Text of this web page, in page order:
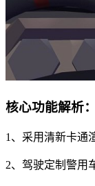
核心功能解析：
1、采用清新卡通
2、驾驶定制警用